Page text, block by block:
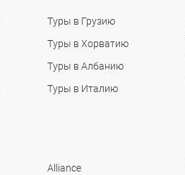
Туры в Грузию
Туры в Хорватию
Туры в Албанию
Туры в Италию
Alliance